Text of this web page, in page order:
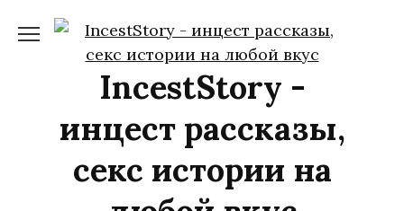
содержанию
IncestStory -
инцест рассказы,
секс истории на